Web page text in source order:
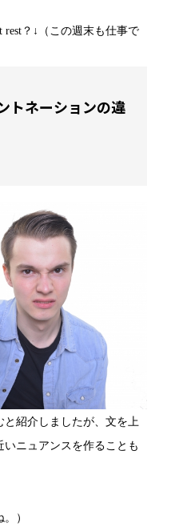
rest？↓（この週末も仕事で
トネーションの違
紹介しましたが、文を上
ニュアンスを作ることも
）